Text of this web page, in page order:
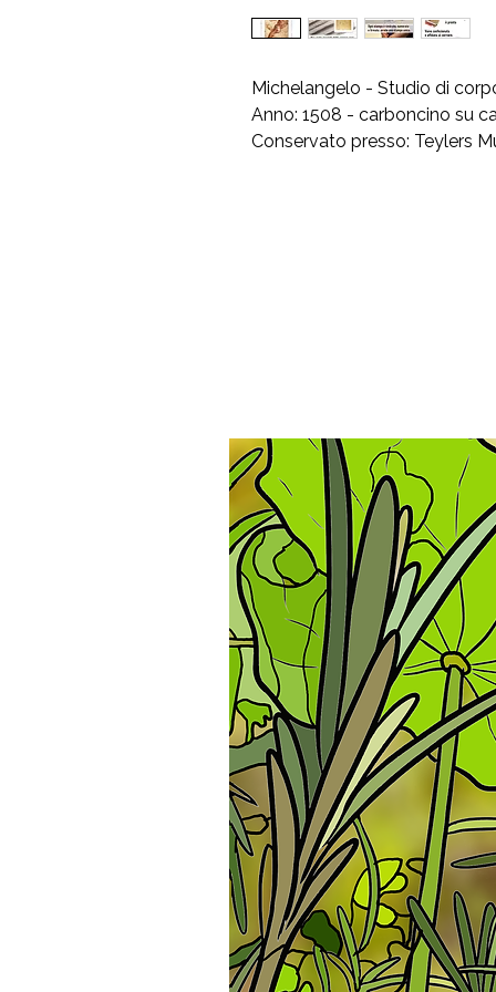
Michelangelo - Studio di
Anno: 1508 - carboncino su
Conservato presso: Teylers